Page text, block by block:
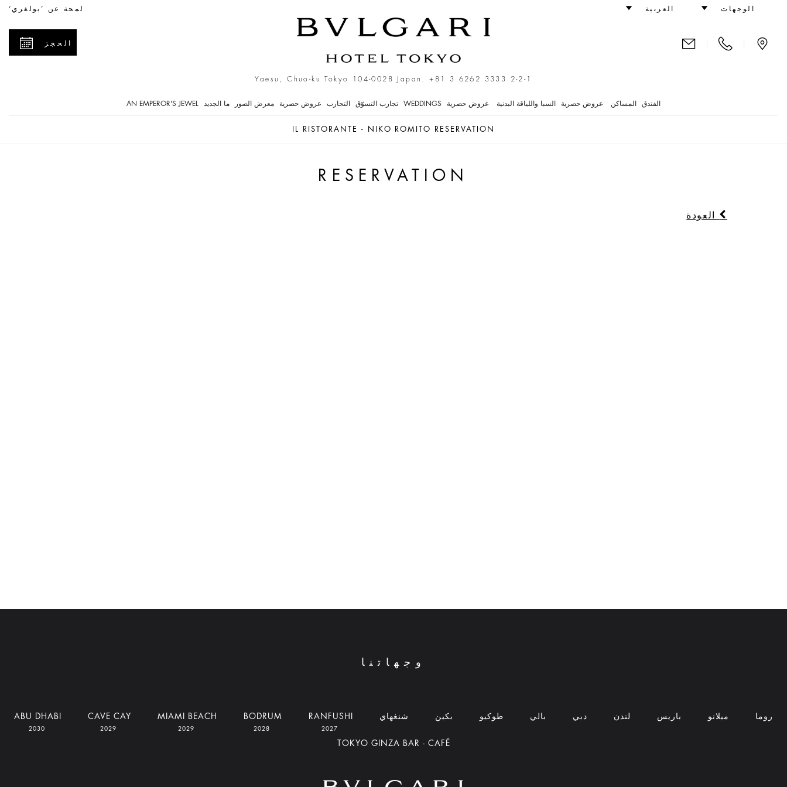
Il Ristorante - Niko Romito Reservation لمحة عن ’بولغري‘ الوجهات العربية
2-2-1 Yaesu, Chuo-ku Tokyo 104-0028 Japan.
+81 3 6262 3333
الحجز
الفندق المساكن عروض حصرية السبا واللياقة البدنية عروض حصرية WEDDINGS تجارب التسوّق التجارب عروض حصرية معرض الصور ما الجديد AN EMPEROR'S JEWEL
IL RISTORANTE - NIKO ROMITO RESERVATION
RESERVATION
العودة
وجهاتنا
روما ميلانو باريس لندن دبي بالي طوكيو بكين شنغهاي RANFUSHI
BODRUM
MIAMI BEACH
CAVE CAY
ABU DHABI
TOKYO GINZA BAR - CAFÉ